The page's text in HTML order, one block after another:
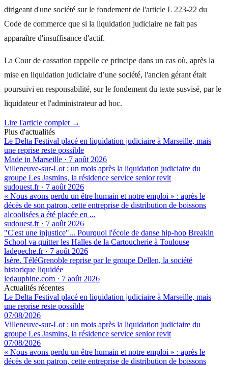
dirigeant d'une société sur le fondement de l'article L 223-22 du
Code de commerce que si la liquidation judiciaire ne fait pas
apparaître d'insuffisance d'actif.
La Cour de cassation rappelle ce principe dans un cas où, après la
mise en liquidation judiciaire d’une société, l'ancien gérant était
poursuivi en responsabilité, sur le fondement du texte susvisé, par le
liquidateur et l'administrateur ad hoc.
Lire l'article complet →
Plus d'actualités
Le Delta Festival placé en liquidation judiciaire à Marseille, mais
une reprise reste possible
Made in Marseille · 7 août 2026
Villeneuve-sur-Lot : un mois après la liquidation judiciaire du
groupe Les Jasmins, la résidence service senior revit
sudouest.fr· 7 août 2026
« Nous avons perdu un être humain et notre emploi » : après le
décès de son patron, cette entreprise de distribution de boissons
alcoolisées a été placée en ...
sudouest.fr· 7 août 2026
"C'est une injustice"... Pourquoi l'école de danse hip-hop Breakin
School va quitter les Halles de la Cartoucherie à Toulouse
ladepeche.fr· 7 août 2026
Isère. TéléGrenoble reprise par le groupe Dellen, la société
historique liquidée
ledauphine.com · 7 août 2026
Actualités récentes
Le Delta Festival placé en liquidation judiciaire à Marseille, mais
une reprise reste possible
07/08/2026
Villeneuve-sur-Lot : un mois après la liquidation judiciaire du
groupe Les Jasmins, la résidence service senior revit
07/08/2026
« Nous avons perdu un être humain et notre emploi » : après le
décès de son patron, cette entreprise de distribution de boissons